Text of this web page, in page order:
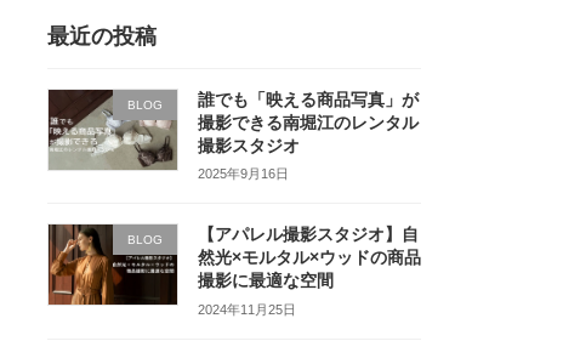
最近の投稿
BLOG
誰でも「映える商品写真」が
撮影できる南堀江のレンタル
撮影スタジオ
2025年9月16日
BLOG
【アパレル撮影スタジオ】自
然光×モルタル×ウッドの商品
撮影に最適な空間
2024年11月25日